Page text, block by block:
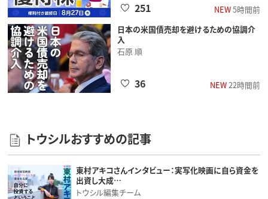
NEW5時間前
251
日本の米国債売却を避けるための協調介
入
石原 順
NEW22時間前
36
トウシルおすすめの記事
東村アキコさんインタビュー：実写化映画に自ら資金を
出資し大成…
トウシル編集チーム